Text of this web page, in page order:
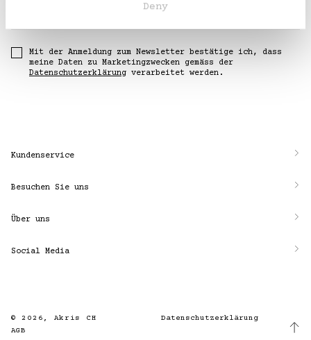
Deny
Mit der Anmeldung zum Newsletter bestätige ich, dass
meine Daten zu Marketingzwecken gemäss der
Datenschutzerklärung verarbeitet werden.
Kundenservice
Besuchen Sie uns
Über uns
Social Media
© 2026, Akris CH
Datenschutzerklärung
AGB